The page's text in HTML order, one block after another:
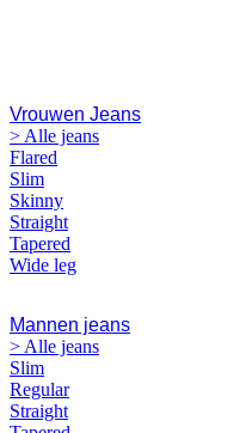
Vrouwen Jeans
> Alle jeans
Flared
Slim
Skinny
Straight
Tapered
Wide leg
Mannen jeans
> Alle jeans
Slim
Regular
Straight